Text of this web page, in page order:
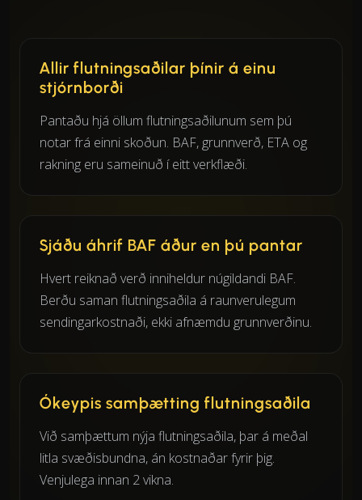
Allir flutningsaðilar þínir á einu
stjórnborði
Pantaðu hjá öllum flutningsaðilunum sem þú
notar frá einni skoðun. BAF, grunnverð, ETA og
rakning eru sameinuð í eitt verkflæði.
Sjáðu áhrif BAF áður en þú pantar
Hvert reiknað verð inniheldur núgildandi BAF.
Berðu saman flutningsaðila á raunverulegum
sendingarkostnaði, ekki afnæmdu grunnverðinu.
Ókeypis samþætting flutningsaðila
Við samþættum nýja flutningsaðila, þar á meðal
litla svæðisbundna, án kostnaðar fyrir þig.
Venjulega innan 2 vikna.